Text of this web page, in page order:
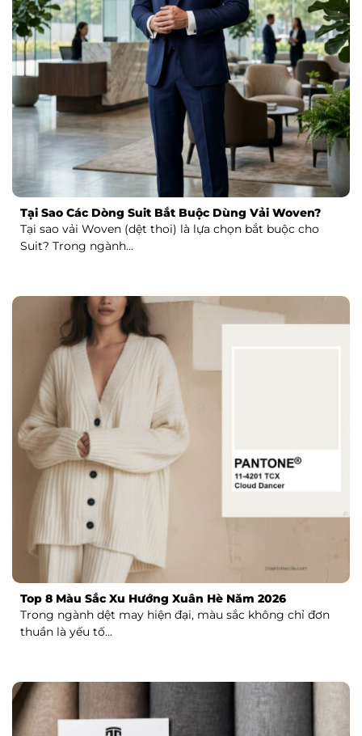
Tại Sao Các Dòng Suit Bắt Buộc Dùng Vải Woven?
Tại sao vải Woven (dệt thoi) là lựa chọn bắt buộc cho
Suit? Trong ngành...
Top 8 Màu Sắc Xu Hướng Xuân Hè Năm 2026
Trong ngành dệt may hiện đại, màu sắc không chỉ đơn
thuần là yếu tố...